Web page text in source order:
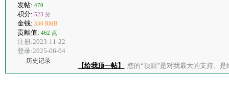
发帖: 470
积分: 523 分
金钱: 330 RMB
贡献值: 462 点
注册:2023-11-22
登录:2025-06-04
历史记录
【给我顶一帖】 您的“顶贴”是对我最大的支持、